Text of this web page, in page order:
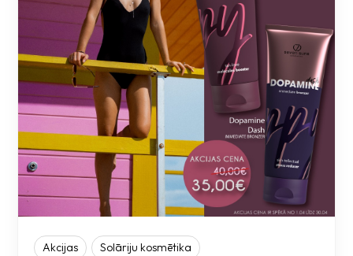
Akcijas Solāriju kosmētika